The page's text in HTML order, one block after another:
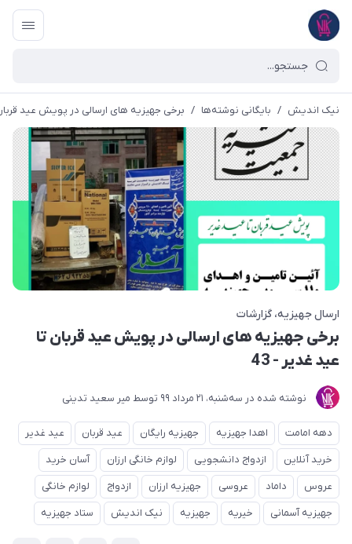
نیک اندیش / بایگانی نوشته‌ها / برخی جهیزیه های ارسالی در پویش عید قربان
ارسال جهیزیه گزارشات
برخی جهیزیه های ارسالی در پویش عید قربان تا
عید غدیر - 43
نوشته شده در ﺳﻪشنبه، 21 مرداد 99 توسط میر سعید تدینی
دهه امامت اهدا جهیزیه جهیزیه رایگان عید قربان
عید غدیر
خرید آنلاین
ازدواج دانشجویی لوازم خانگی ارزان
آسان خرید
عروس
داماد عروسی جهیزیه ارزان ازدواج
لوازم خانگی
جهیزیه آسمانی
خیریه جهیزیه نیک اندیش ستاد جهیزیه